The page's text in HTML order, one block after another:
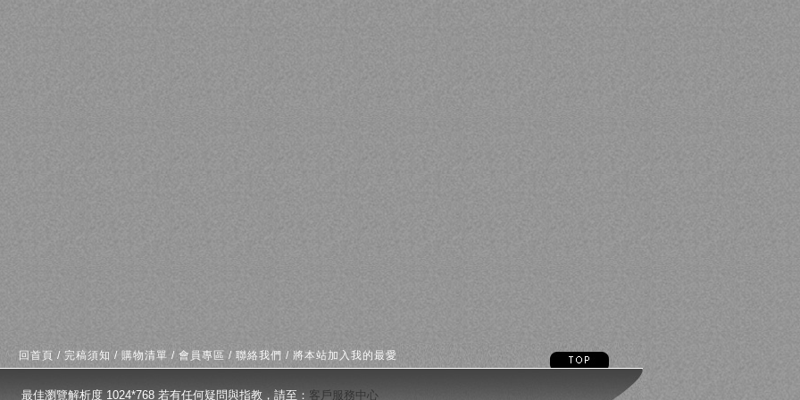
回首頁 / 完稿須知 / 購物清單 / 會員專區 / 聯絡我們 / 將本站加入我的最愛
最佳瀏覽解析度 1024*768 若有任何疑問與指教，請至： 客戶服務中心